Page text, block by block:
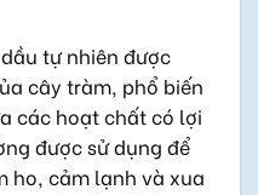
tự nhiên được
cây tràm, phổ biến
các hoạt chất có lợi
được sử dụng để
ho, cảm lạnh và xua